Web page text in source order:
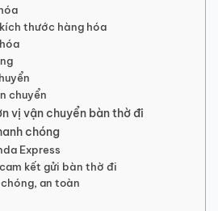
thước hàng hóa
chuyển
vị vận chuyển bàn thờ đi
chóng
Express
kết gửi bàn thờ đi
an toàn